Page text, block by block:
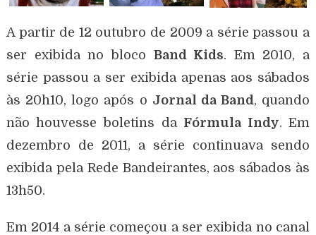
A partir de 12 outubro de 2009 a série passou a
ser exibida no bloco Band Kids. Em 2010, a
série passou a ser exibida apenas aos sábados
às 20h10, logo após o Jornal da Band, quando
não houvesse boletins da Fórmula Indy. Em
dezembro de 2011, a série continuava sendo
exibida pela Rede Bandeirantes, aos sábados às
13h50.
Em 2014 a série começou a ser exibida no canal